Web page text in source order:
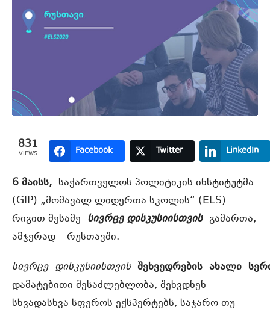
831
VIEWS Facebook Twitter LinkedIn
6 მაისს, საქართველოს პოლიტიკის ინსტიტუტმა
(GIP) „მომავალ ლიდერთა სკოლის“ (ELS)
რიგით მესამე სივრცე დისკუსიისთვის გამართა,
ამჯერად – რუსთავში.
სივრცე დისკუსიისთვის შეხვედრების ახალი
დამატებითი შესაძლებლობა, შეხვდნენ
სხვადასხვა სფეროს ექსპერტებს, საჯარო თუ